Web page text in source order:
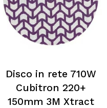
Disco in rete 710W
Cubitron 220+
150mm 3M Xtract